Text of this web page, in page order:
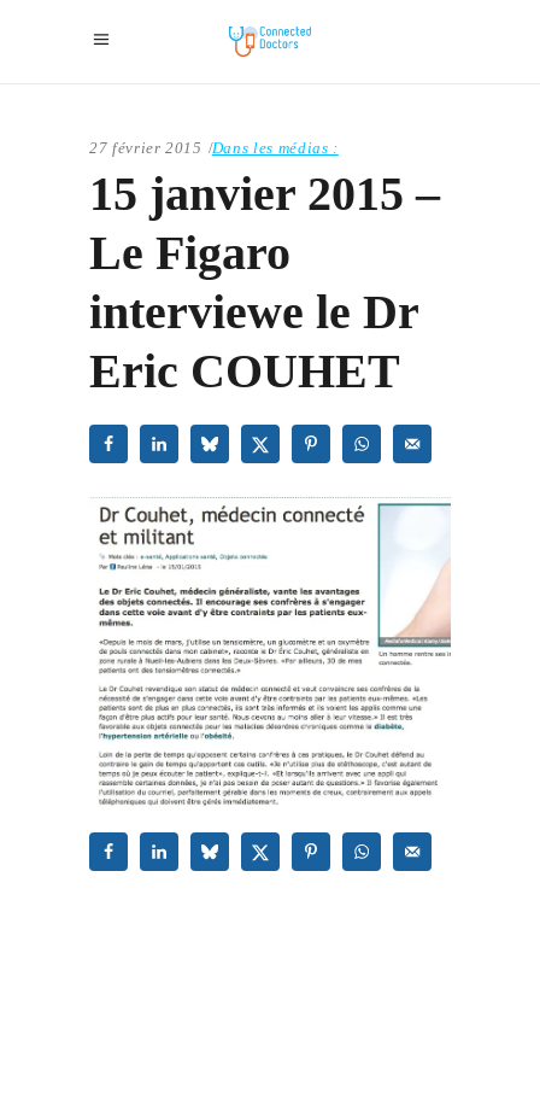
27 février 2015 Dans les médias :
15 janvier 2015 –
Le Figaro
interviewe le Dr
Eric COUHET